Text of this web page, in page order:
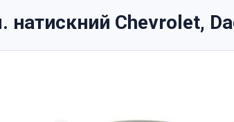
натискний Chevrolet,